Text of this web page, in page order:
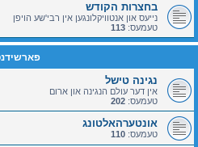
בחצרות הקודש
נייעס און אנטוויקלונגען אין רבי'שע הויפן
טעמעס: 113
נגינה טישל
אין דער עולם הנגינה און ארום
טעמעס: 202
אונטערהאלטונג
טעמעס: 110